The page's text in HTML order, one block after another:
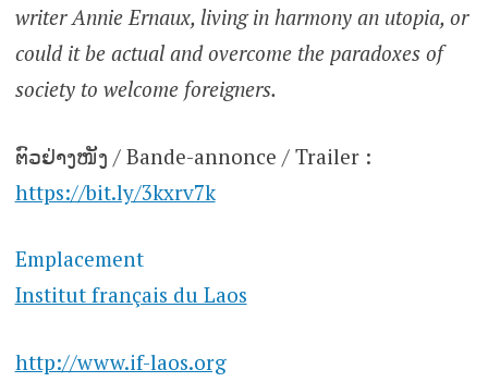
writer Annie Ernaux, living in harmony an utopia, or
could it be actual and overcome the paradoxes of
society to welcome foreigners.
ຕົວຢ່າງໜັງ / Bande-annonce / Trailer :
https://bit.ly/3kxrv7k
Emplacement
Institut français du Laos
http://www.if-laos.org